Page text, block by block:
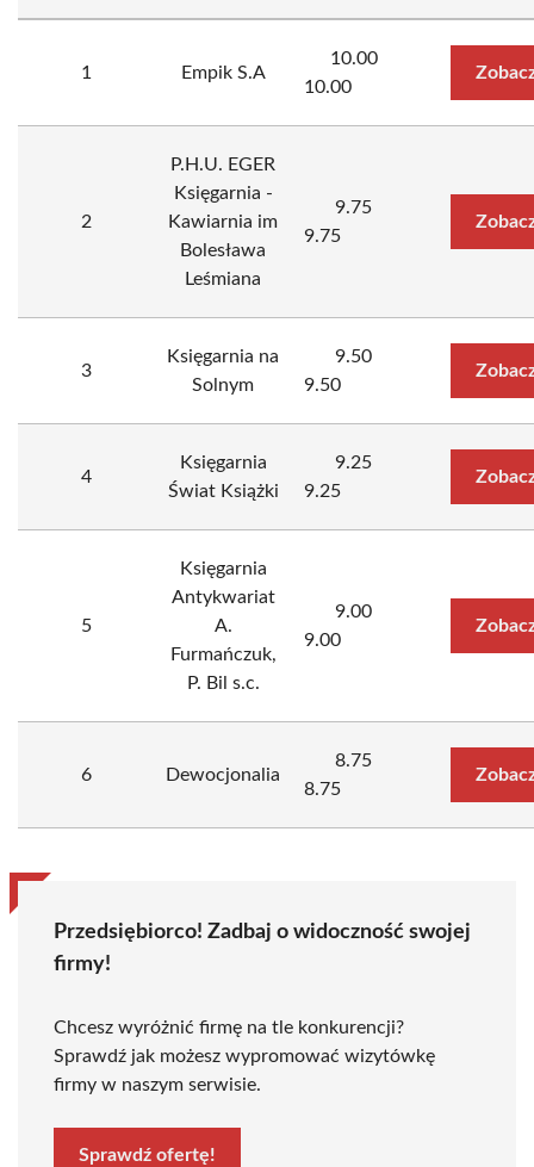
1 Empik S.A
10.00
10.00
2
P.H.U. EGER
Księgarnia -
Kawiarnia im
Bolesława
Leśmiana
9.75
9.75
3
Księgarnia na
Solnym
9.50
9.50
4
Księgarnia
Świat Książki
9.25
9.25
5
Księgarnia
Antykwariat
A.
Furmańczuk,
P. Bil s.c.
9.00
9.00
6 Dewocjonalia
8.75
8.75
Przedsiębiorco! Zadbaj o widoczność swojej
firmy!
Chcesz wyróżnić firmę na tle konkurencji?
Sprawdź jak możesz wypromować wizytówkę
firmy w naszym serwisie.
Sprawdź ofertę!